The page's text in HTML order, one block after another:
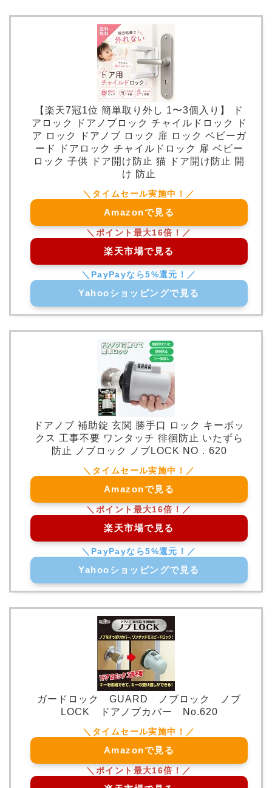
【楽天7冠1位 簡単取り外し 1〜3個入り】 ド
アロック ドアノブロック チャイルドロック ド
ア ロック ドアノブ ロック 扉 ロック ベビーガ
ード ドアロック チャイルドロック 扉 ベビー
ロック 子供 ドア開け防止 猫 ドア開け防止 開
け 防止
Amazonで見る
楽天市場で見る
Yahooショッピングで見る
ドアノブ 補助錠 玄関 勝手口 ロック キーボッ
クス 工事不要 ワンタッチ 徘徊防止 いたずら
防止 ノブロック ノブLOCK NO．620
Amazonで見る
楽天市場で見る
Yahooショッピングで見る
ガードロック GUARD ノブロック ノブ
LOCK ドアノブカバー No.620
Amazonで見る